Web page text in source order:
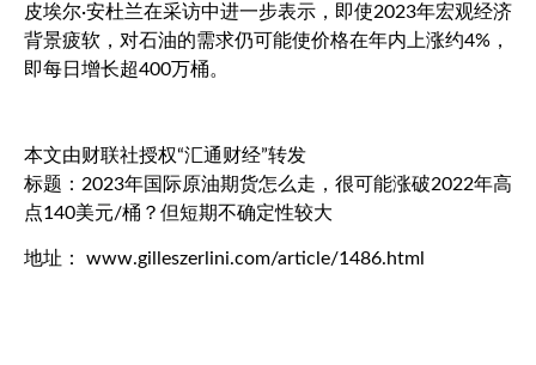
皮埃尔·安杜兰在采访中进一步表示，即使2023年宏观经济
背景疲软，对石油的需求仍可能使价格在年内上涨约4%，
即每日增长超400万桶。
本文由财联社授权“汇通财经”转发
标题：2023年国际原油期货怎么走，很可能涨破2022年高
点140美元/桶？但短期不确定性较大
地址： www.gilleszerlini.com/article/1486.html